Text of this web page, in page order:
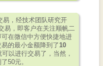
易，经技术团队研究开
易，即客户在关注顺帆二
在微信中方便快捷地进
的最小金额降到了10
可以进行交易了，当然，
50元。